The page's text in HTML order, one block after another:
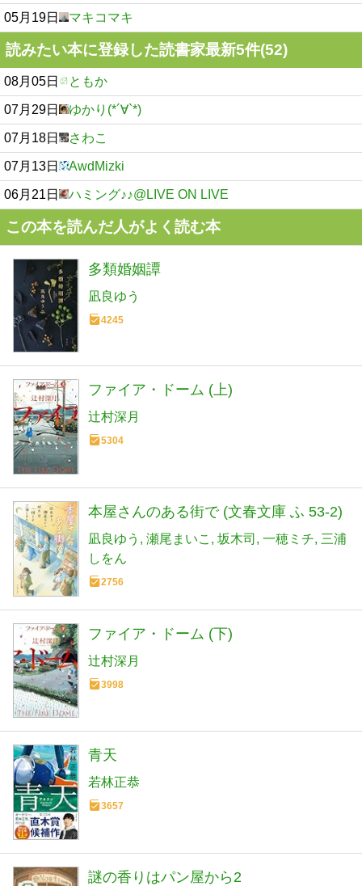
05月19日 マキコマキ
読みたい本に登録した読書家最新5件(52)
08月05日 ともか
07月29日 ゆかり(*´∀`*)
07月18日 さわこ
07月13日 AwdMizki
06月21日 ハミング♪♪@LIVE ON LIVE
この本を読んだ人がよく読む本
多類婚姻譚
凪良ゆう
4245
ファイア・ドーム (上)
辻村深月
5304
本屋さんのある街で (文春文庫 ふ 53-2)
凪良ゆう 瀬尾まいこ 坂木司 一穂ミチ 三浦
しをん
2756
ファイア・ドーム (下)
辻村深月
3998
青天
若林正恭
3657
謎の香りはパン屋から2